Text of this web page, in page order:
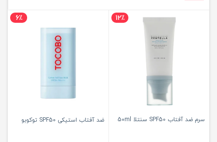
12٪
سرم ضد آفتاب SPF50 سنتلا 50ml
6٪
ضد آفتاب استیکی SPF50 توکوبو